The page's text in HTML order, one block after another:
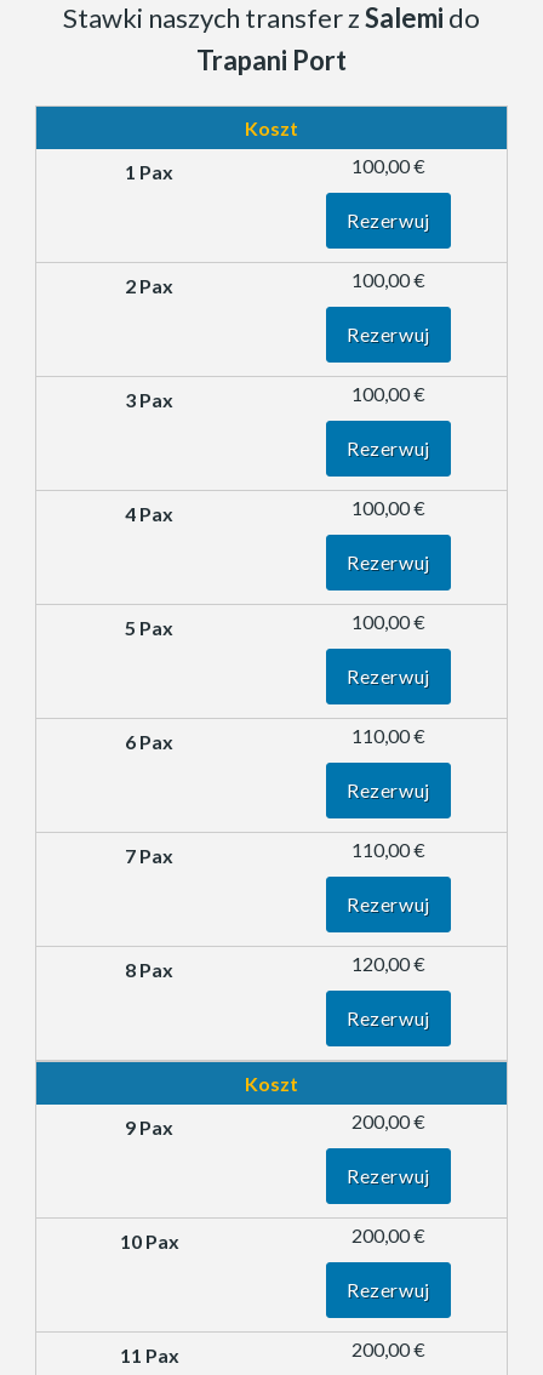
Stawki naszych transfer zSalemi do
Trapani Port
Koszt
100,00 €
Rezerwuj
100,00 €
Rezerwuj
100,00 €
Rezerwuj
100,00 €
Rezerwuj
100,00 €
Rezerwuj
110,00 €
Rezerwuj
110,00 €
Rezerwuj
120,00 €
Rezerwuj
Koszt
200,00 €
Rezerwuj
200,00 €
Rezerwuj
200,00 €